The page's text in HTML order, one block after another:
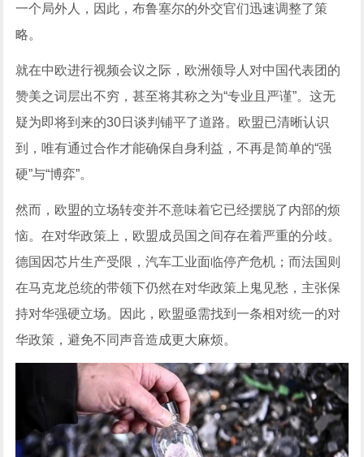
一个局外人，因此，布鲁塞尔的外交官们迅速调整了策
略。
就在中欧进行视频会议之际，欧洲领导人对中国代表团的
赞美之词层出不穷，甚至将其称之为“专业且严谨”。这无
疑为即将到来的30日谈判铺平了道路。欧盟已清晰认识
到，唯有通过合作才能确保自身利益，不再是简单的“强
硬”与“博弈”。
然而，欧盟的立场转变并不意味着它已经摆脱了内部的烦
恼。在对华政策上，欧盟成员国之间存在着严重的分歧。
德国因芯片生产受限，汽车工业面临停产危机；而法国则
在马克龙总统的带领下仍然在对华政策上鬼见愁，主张保
持对华强硬立场。因此，欧盟亟需找到一条相对统一的对
华政策，避免不同声音造成更大麻烦。